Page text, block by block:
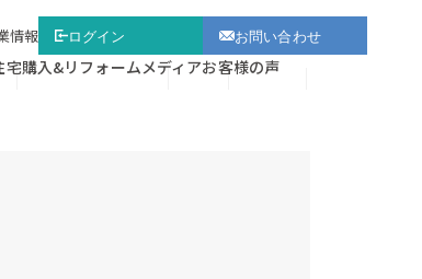
情報 ログイン お問い合わせ
宅購入&リフォームメディアお客様の声